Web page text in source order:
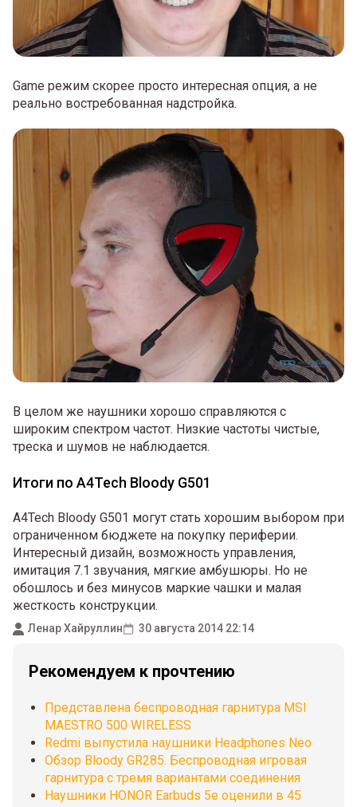
Game режим скорее просто интересная опция, а не
реально востребованная надстройка.
В целом же наушники хорошо справляются с
широким спектром частот. Низкие частоты чистые,
треска и шумов не наблюдается.
Итоги по A4Tech Bloody G501
A4Tech Bloody G501 могут стать хорошим выбором при
ограниченном бюджете на покупку периферии.
Интересный дизайн, возможность управления,
имитация 7.1 звучания, мягкие амбушюры. Но не
обошлось и без минусов маркие чашки и малая
жесткость конструкции.
Ленар Хайруллин 30 августа 2014 22:14
Рекомендуем к прочтению
Представлена беспроводная гарнитура MSI
MAESTRO 500 WIRELESS
Redmi выпустила наушники Headphones Neo
Обзор Bloody GR285. Беспроводная игровая
гарнитура с тремя вариантами соединения
Наушники HONOR Earbuds 5e оценили в 45